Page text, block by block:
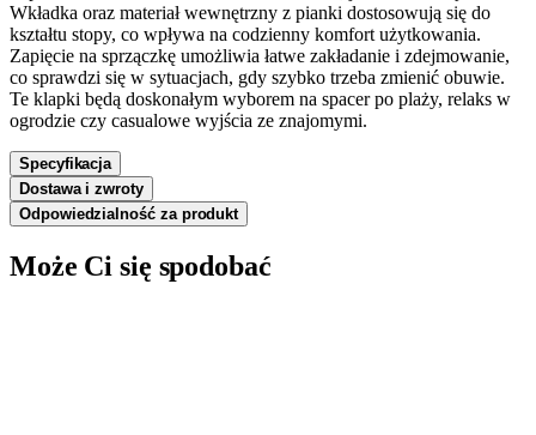
Wkładka oraz materiał wewnętrzny z pianki dostosowują się do
kształtu stopy, co wpływa na codzienny komfort użytkowania.
Zapięcie na sprzączkę umożliwia łatwe zakładanie i zdejmowanie,
co sprawdzi się w sytuacjach, gdy szybko trzeba zmienić obuwie.
Te klapki będą doskonałym wyborem na spacer po plaży, relaks w
ogrodzie czy casualowe wyjścia ze znajomymi.
Specyfikacja
Dostawa i zwroty
Odpowiedzialność za produkt
Może Ci się spodobać